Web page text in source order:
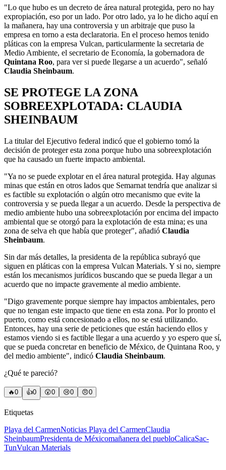
"Lo que hubo es un decreto de área natural protegida, pero no hay
expropiación, eso por un lado. Por otro lado, ya lo he dicho aquí en
la mañanera, hay una controversia y un arbitraje que puso la
empresa en torno a esta declaratoria. En el proceso hemos tenido
pláticas con la empresa Vulcan, particularmente la secretaria de
Medio Ambiente, el secretario de Economía, la gobernadora de
Quintana Roo, para ver si puede llegarse a un acuerdo", señaló
Claudia Sheinbaum.
SE PROTEGE LA ZONA
SOBREEXPLOTADA: CLAUDIA
SHEINBAUM
La titular del Ejecutivo federal indicó que el gobierno tomó la
decisión de proteger esta zona porque hubo una sobreexplotación
que ha causado un fuerte impacto ambiental.
"Ya no se puede explotar en el área natural protegida. Hay algunas
minas que están en otros lados que Semarnat tendría que analizar si
es factible su explotación o algún otro mecanismo que evite la
controversia y se pueda llegar a un acuerdo. Desde la perspectiva de
medio ambiente hubo una sobreexplotación por encima del impacto
ambiental que se otorgó para la explotación de esta mina; es una
zona de selva eh que había que proteger", añadió Claudia
Sheinbaum.
Sin dar más detalles, la presidenta de la república subrayó que
siguen en pláticas con la empresa Vulcan Materials. Y si no, siempre
están los mecanismos jurídicos buscando que se pueda llegar a un
acuerdo que no impacte gravemente al medio ambiente.
"Digo gravemente porque siempre hay impactos ambientales, pero
que no tengan este impacto que tiene en esta zona. Por lo pronto el
puerto, como está concesionado a ellos, no se está utilizando.
Entonces, hay una serie de peticiones que están haciendo ellos y
estamos viendo si es factible llegar a una acuerdo y yo espero que sí,
que se pueda concretar en beneficio de México, de Quintana Roo, y
del medio ambiente", indicó Claudia Sheinbaum.
¿Qué te pareció?
🔥0 👍0 😲0 😢0 😠0
Etiquetas
Playa del CarmenNoticias Playa del CarmenClaudia
SheinbaumPresidenta de Méxicomañanera del puebloCalicaSac-
TunVulcan Materials